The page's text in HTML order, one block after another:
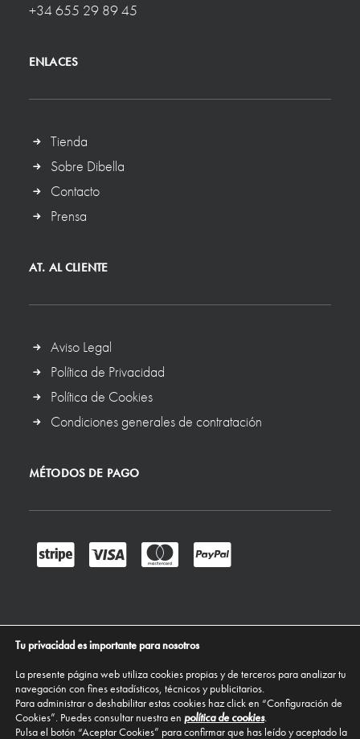
+34 655 29 89 45
ENLACES
Tienda
Sobre Dibella
Contacto
Prensa
AT. AL CLIENTE
Aviso Legal
Política de Privacidad
Política de Cookies
Condiciones generales de contratación
MÉTODOS DE PAGO
Tu privacidad es importante para nosotros
La presente página web utiliza cookies propias y de terceros para analizar tu
navegación con fines estadísticos, técnicos y publicitarios.
Para administrar o deshabilitar estas cookies haz click en “Configuración de
Cookies”. Puedes consultar nuestra en política de cookies.
Pulsa el botón “Aceptar Cookies” para confirmar que has leído y aceptado la